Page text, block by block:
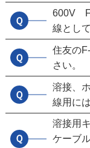
Ｑ
600V
線とし
Ｑ
住友の
さい。
Ｑ
溶接、
線用に
Ｑ
溶接用
ケーブ